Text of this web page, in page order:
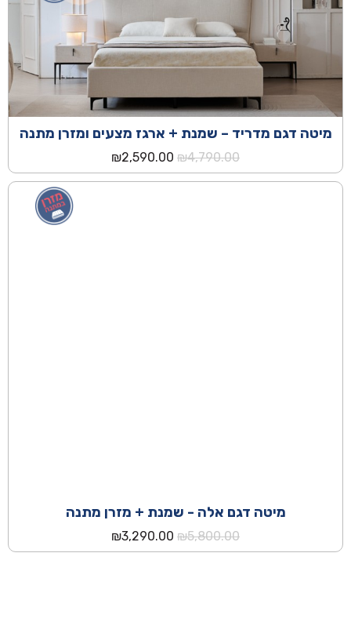
מיטה דגם מדריד – שמנת + ארגז מצעים ומזרן מתנה
₪4,790.00
המחיר
המקורי
היה:
₪2,590.00
הנוכחי
הוא:
₪2,590.00.
מיטה דגם אלה - שמנת + מזרן מתנה
₪5,800.00
המחיר
המקורי
₪3,290.00
הנוכחי